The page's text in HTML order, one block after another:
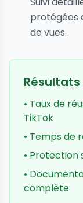
protégées
de vues.
Résultats
• Taux de
TikTok
• Temps de
• Protection
•
complète